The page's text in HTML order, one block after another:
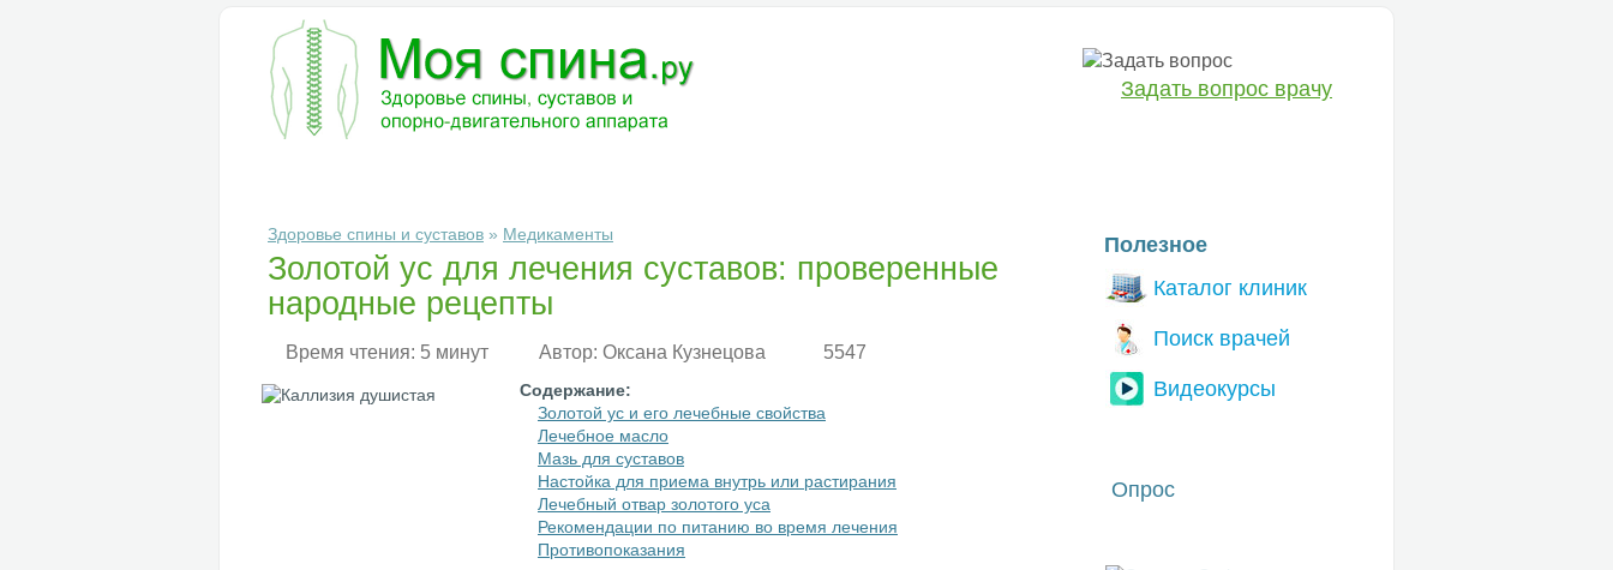
Задать вопрос врачу
Здоровье спины и суставов » Медикаменты
Золотой ус для лечения суставов: проверенные
народные рецепты
Время чтения: 5 минут Автор: Оксана Кузнецова 5547
Содержание:
Золотой ус и его лечебные свойства
Лечебное масло
Мазь для суставов
Настойка для приема внутрь или растирания
Лечебный отвар золотого уса
Рекомендации по питанию во время лечения
Противопоказания
Полезное
Каталог клиник
Поиск врачей
Видеокурсы
Опрос